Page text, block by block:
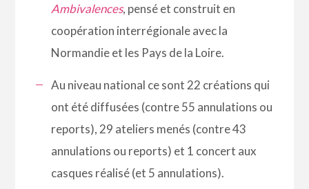
Ambivalences, pensé et construit en
coopération interrégionale avec la
Normandie et les Pays de la Loire.
Au niveau national ce sont 22 créations qui
ont été diffusées (contre 55 annulations ou
reports), 29 ateliers menés (contre 43
annulations ou reports) et 1 concert aux
casques réalisé (et 5 annulations).